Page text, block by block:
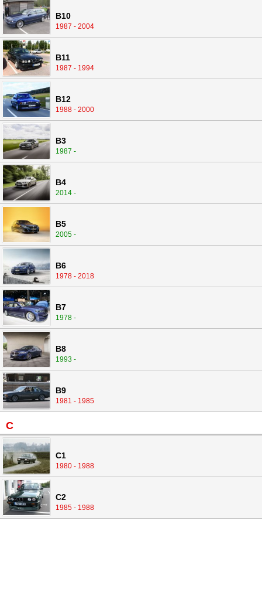
B10
1987 - 2004
B11
1987 - 1994
B12
1988 - 2000
B3
1987 -
B4
2014 -
B5
2005 -
B6
1978 - 2018
B7
1978 -
B8
1993 -
B9
1981 - 1985
C
C1
1980 - 1988
C2
1985 - 1988